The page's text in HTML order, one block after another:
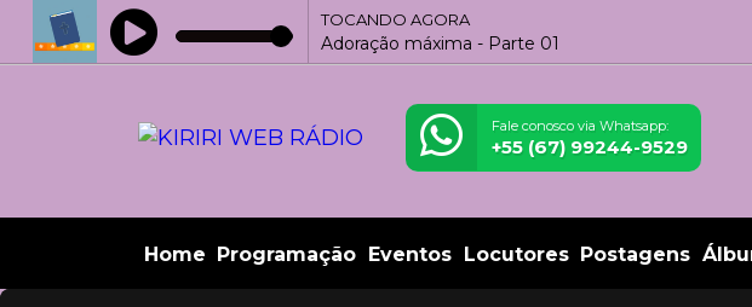
TOCANDO AGORA
Adoração máxima - Parte 01
Fale conosco via Whatsapp:
+55 (67) 99244-9529
Home Programação Eventos Locutores Postagens